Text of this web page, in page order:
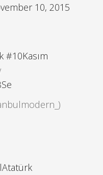
10, 2015
#10Kasım